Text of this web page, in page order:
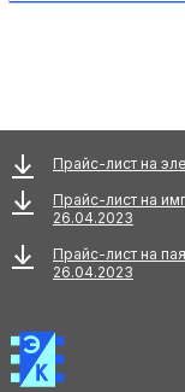
Прайс-лист на
Прайс-лист на
26.04.2023
Прайс-лист на
26.04.2023